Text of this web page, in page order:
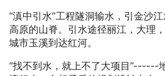
“滇中引水”工程隧洞输水，引金沙
高原的山脊。引水途径丽江，大理
城市玉溪到达红河。
“找不到水，就上不了大项目”------